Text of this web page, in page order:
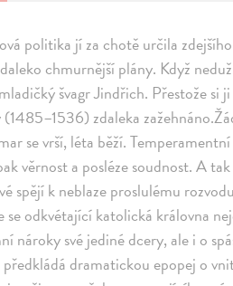
politika jí za chotě určila
chmurnější plány. Když
švagr Jindřich. Přestože
zdaleka
se vrší, léta běží.
věrnost a posléze soudnost. A
spějí k neblaze proslulému
se odkvétající katolická královna
nároky své jediné dcery, ale i o
dramatickou epopej o